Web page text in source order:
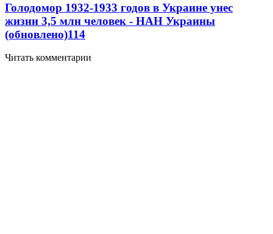
Голодомор 1932-1933 годов в Украине унес
жизни 3,5 млн человек - НАН Украины
(обновлено)114
Читать комментарии